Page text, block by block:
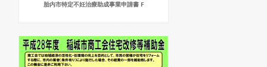
胎内市特定不妊治療助成事業申請書 F